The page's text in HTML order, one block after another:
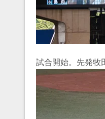
試合開始。先発牧